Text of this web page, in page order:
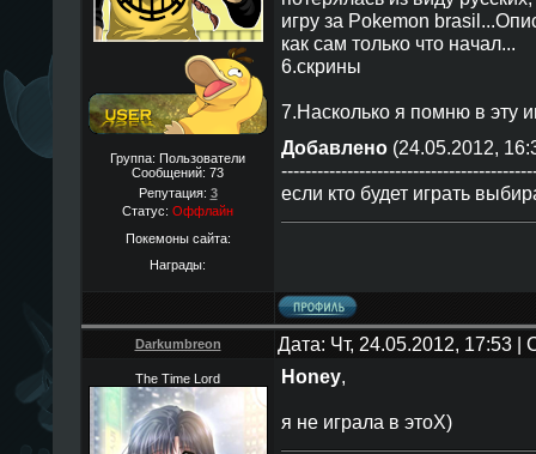
Группа: Пользователи
Сообщений: 73
Репутация: 3
Статус: Оффлайн
Покемоны сайта:
Награды:
игру за Pokemon
как сам только что начал...
6.скрины
7.Насколько я помню в эту
Добавлено(24.05.2012,
если кто будет играть
Darkumbreon Дата: Чт, 24.05.2012, 17:53
The Time Lord Honey,
я не играла в этоX)